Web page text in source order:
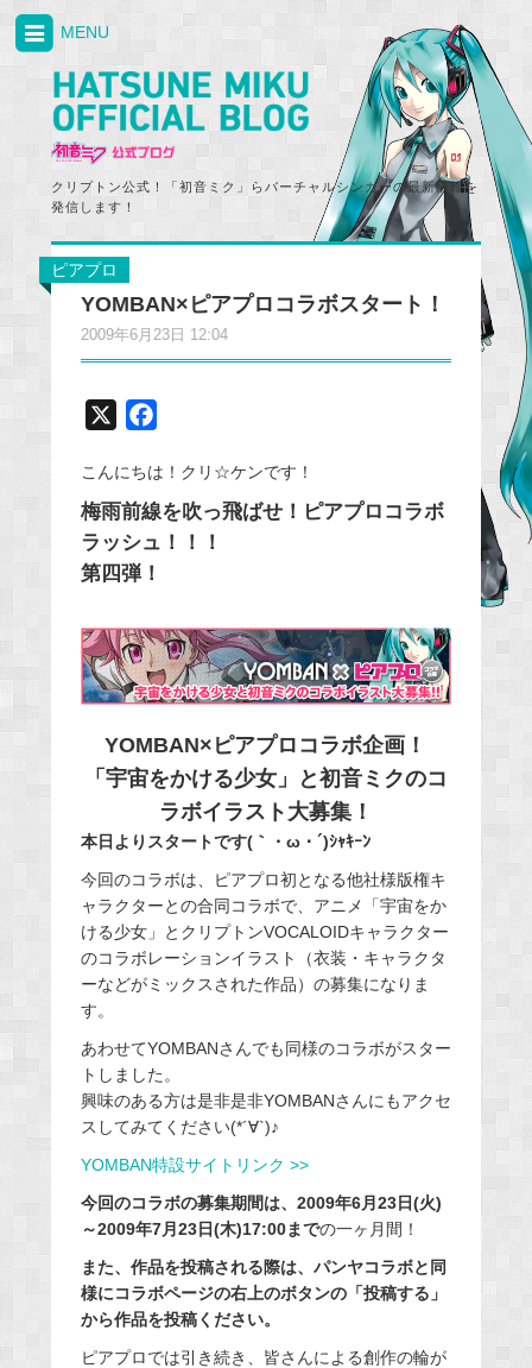
クリプトン公式！「初音ミク」らバーチャルシンガーの最新情報を
発信します！
MENU
ピアプロ
YOMBAN×ピアプロコラボスタート！
2009年6月23日 12:04
c
e
b
k
こんにちは！クリ☆ケンです！
梅雨前線を吹っ飛ばせ！ピアプロコラボ
ラッシュ！！！
第四弾！
YOMBAN×ピアプロコラボ企画！
「宇宙をかける少女」と初音ミクのコ
ラボイラスト大募集！
本日よりスタートです(｀・ω・´)ｼｬｷｰﾝ
今回のコラボは、ピアプロ初となる他社様版権キ
ャラクターとの合同コラボで、アニメ「宇宙をか
ける少女」とクリプトンVOCALOIDキャラクター
のコラボレーションイラスト（衣装・キャラクタ
ーなどがミックスされた作品）の募集になりま
す。
あわせてYOMBANさんでも同様のコラボがスター
トしました。
興味のある方は是非是非YOMBANさんにもアクセ
スしてみてください(*´∀`)♪
YOMBAN特設サイトリンク >>
今回のコラボの募集期間は、2009年6月23日(火)
～2009年7月23日(木)17:00までの一ヶ月間！
また、作品を投稿される際は、パンヤコラボと同
様にコラボページの右上のボタンの「投稿する」
から作品を投稿ください。
ピアプロでは引き続き、皆さんによる創作の輪が